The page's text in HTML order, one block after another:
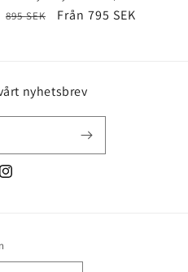
Ordinarie
895 SEK Försäljningspris
Från 795 SEK
nyhetsbrev
Instagram